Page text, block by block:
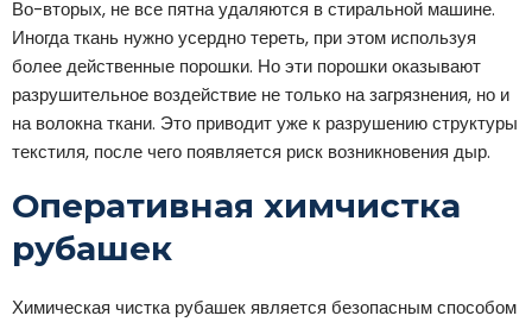
Во-вторых, не все пятна удаляются в стиральной машине.
Иногда ткань нужно усердно тереть, при этом используя
более действенные порошки. Но эти порошки оказывают
разрушительное воздействие не только на загрязнения, но и
на волокна ткани. Это приводит уже к разрушению структуры
текстиля, после чего появляется риск возникновения дыр.
Оперативная химчистка
рубашек
Химическая чистка рубашек является безопасным способом